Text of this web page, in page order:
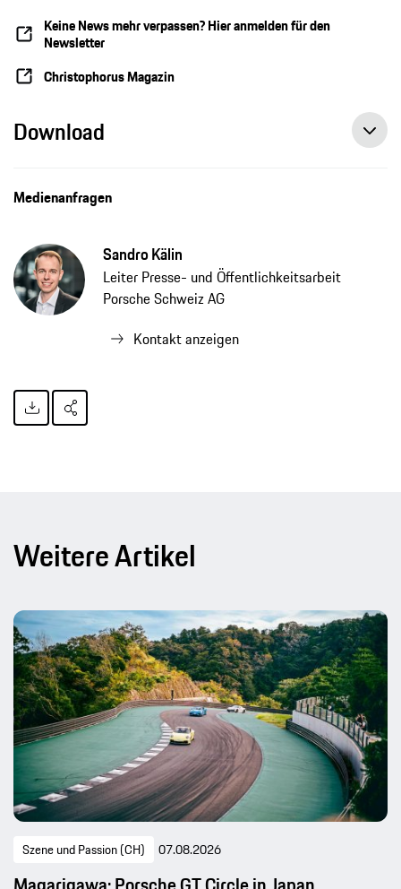
Keine News mehr verpassen? Hier anmelden für den
Newsletter
Christophorus Magazin
Download
Medienanfragen
Sandro Kälin
Leiter Presse- und Öffentlichkeitsarbeit
Porsche Schweiz AG
Kontakt anzeigen
Weitere Artikel
Szene und Passion (CH) 07.08.2026